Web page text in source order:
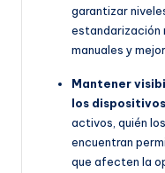
garantizar
estandarización
manuales y
Mantener
los dispositivos
activos, quién
encuentran
que afecten la